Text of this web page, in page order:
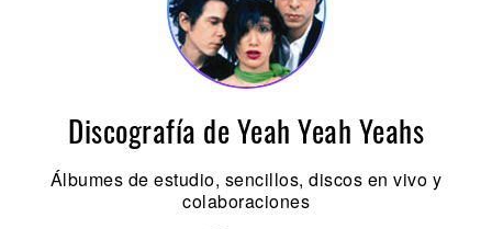
Discografía de Yeah Yeah Yeahs
Álbumes de estudio, sencillos, discos en vivo y
colaboraciones